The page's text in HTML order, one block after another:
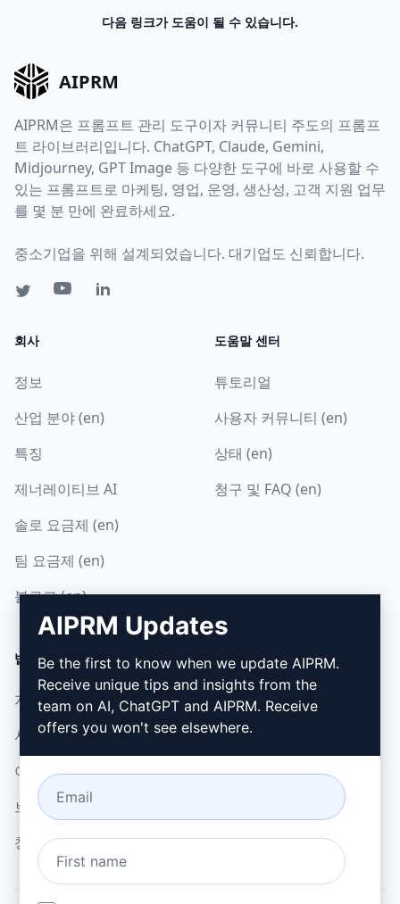
다음 링크가 도움이 될 수 있습니다.
AIPRM
AIPRM은 프롬프트 관리 도구이자 커뮤니티 주도의 프롬프
트 라이브러리입니다. ChatGPT, Claude, Gemini,
Midjourney, GPT Image 등 다양한 도구에 바로 사용할 수
있는 프롬프트로 마케팅, 영업, 운영, 생산성, 고객 지원 업무
를 몇 분 만에 완료하세요.
중소기업을 위해 설계되었습니다. 대기업도 신뢰합니다.
회사
정보
산업 분야 (en)
특징
제너레이티브 AI
솔로 요금제 (en)
팀 요금제 (en)
블로그 (en)
도움말 센터
튜토리얼
사용자 커뮤니티 (en)
상태 (en)
청구 및 FAQ (en)
법률
개인정보 보호정책 (en)
사용 제한 정책 (en)
이용 약관 (en)
브라우저 확장 약관 (en)
청구 약관 (en)
다운로드
설치 방법
Google 크롬
Microsoft Edge
AIPRM Updates
Be the first to know when we update AIPRM.
Receive unique tips and insights from the
team on AI, ChatGPT and AIPRM. Receive
offers you won't see elsewhere.